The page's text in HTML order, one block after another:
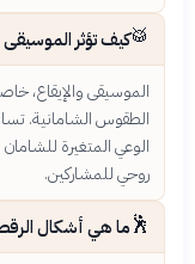
🥁كيف تؤثر الموسيقى
الموسيقى والإيقاع،
الطقوس الشامانية.
الوعي المتغيرة
روحي للمشاركين.
🕺ما هي أشكال الرقص